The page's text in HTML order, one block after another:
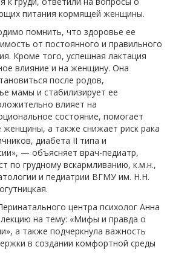
питания кормящей женщины.
помнить, что здоровье ее
от постоянного и правильного
Кроме того, успешная лактация
влияние и на женщину. Она
после родов,
мамы и стабилизирует ее
влияет на
состояние, помогает
женщины, а также снижает риск рака
диабета II типа и
— объясняет врач-педиатр,
по грудному вскармливанию, к.м.н.,
и педиатрии ВГМУ им. Н.Н.
центра психолог Анна
на тему: «Мифы и правда о
а также подчеркнула важность
в создании комфортной среды